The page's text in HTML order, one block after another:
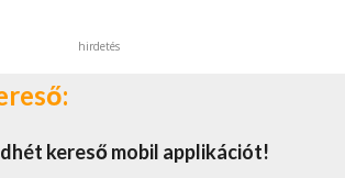
hirdetés
kereső mobil applikációt!